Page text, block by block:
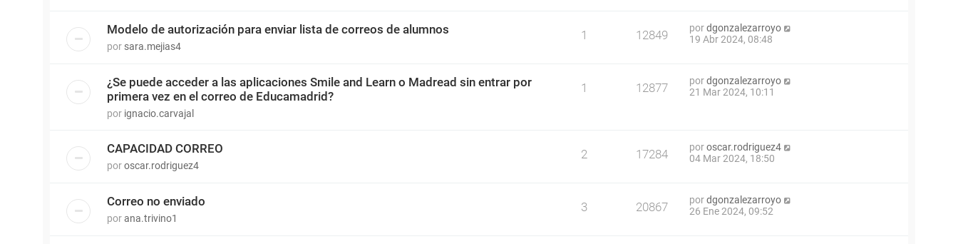
Modelo de autorización para enviar lista de correos de alumnos
por sara.mejias4
1 12849 pordgonzalezarroyo
19 Abr 2024, 08:48
¿Se puede acceder a las aplicaciones Smile and Learn o Madread sin entrar por
primera vez en el correo de Educamadrid?
por ignacio.carvajal
1 12877 pordgonzalezarroyo
21 Mar 2024, 10:11
CAPACIDAD CORREO
poroscar.rodriguez4
2 17284 poroscar.rodriguez4
04 Mar 2024, 18:50
Correo no enviado
porana.trivino1
3 20867 pordgonzalezarroyo
26 Ene 2024, 09:52